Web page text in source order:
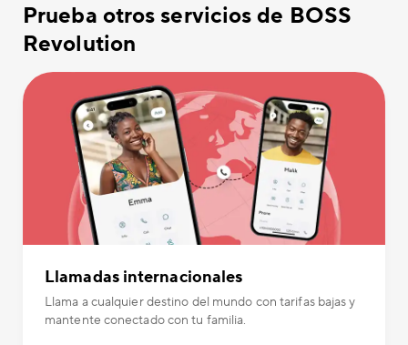
Prueba otros servicios de BOSS
Revolution
Llamadas internacionales
Llama a cualquier destino del mundo con tarifas bajas y
mantente conectado con tu familia.